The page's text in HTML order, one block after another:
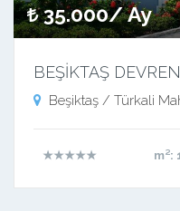
35.000/ Ay
BEŞİKTAŞ
Beşiktaş / Türkali
★★★★★ m²: